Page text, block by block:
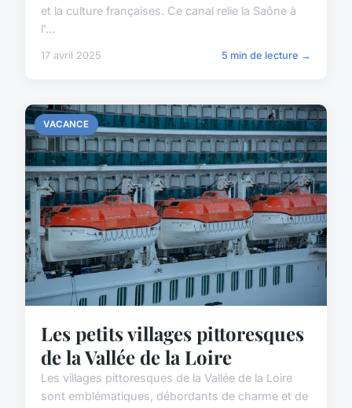
et la culture françaises. Ce canal relie la Saône à
l'...
17 avril 2025 5 min de lecture →
VACANCE
Les petits villages pittoresques
de la Vallée de la Loire
Les villages pittoresques de la Vallée de la Loire
sont emblématiques, débordants de charme et de